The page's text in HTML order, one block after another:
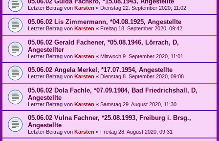
Letzter Beitrag von Karsten « Dienstag 22. September 2020, 11:02
05.06.02 Lis Zimmermann, *04.08.1925, Angestellte
Letzter Beitrag von Karsten « Freitag 18. September 2020, 09:42
05.06.02 Gerald Fachener, *05.08.1946, Lörrach, D,
Angestellter
Letzter Beitrag von Karsten « Mittwoch 9. September 2020, 11:01
05.06.02 Angela Merkel, *17.07.1954, Angestellte
Letzter Beitrag von Karsten « Dienstag 8. September 2020, 09:08
05.06.02 Dola Fachle, *07.09.1984, Bad Friedrichshall, D,
Angestellte
Letzter Beitrag von Karsten « Samstag 29. August 2020, 11:30
05.06.02 Vulna Fachner, *25.08.1993, Freiburg i. Brsg.,
Angestellte
Letzter Beitrag von Karsten « Freitag 28. August 2020, 09:31